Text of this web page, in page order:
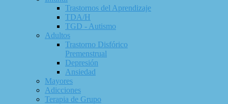
Trastornos del Aprendizaje
TDA/H
TGD - Autismo
Adultos
Trastorno Disfórico
Premenstrual
Depresión
Ansiedad
Mayores
Adicciones
Terapia de Grupo